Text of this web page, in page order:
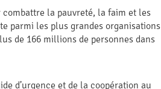
combattre la pauvreté, la faim et les
parmi les plus grandes organisations
de 166 millions de personnes dans
d’urgence et de la coopération au